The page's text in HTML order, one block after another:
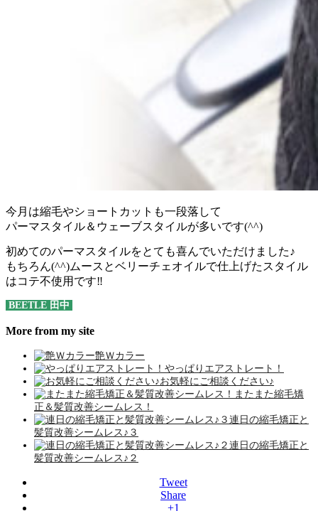
今月は縮毛やショートカットも一段落して
パーマスタイル＆ウェーブスタイルが多いです(^^)
初めてのパーマスタイルをとても喜んでいただけました♪
もちろん(^^)ムースとベリーチェオイルで仕上げたスタイル
はコテ不使用です‼️
BEETLE 田中
More from my site
艶Ｗカラー
やっぱりエアストレート！
お気軽にご相談ください♪
またまた縮毛矯
正＆髪質改善シームレス！
連日の縮毛矯正と
髪質改善シームレス♪３
連日の縮毛矯正と
髪質改善シームレス♪２
Tweet
Share
+1